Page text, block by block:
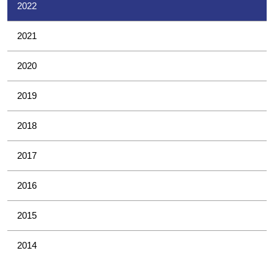
2022
2021
2020
2019
2018
2017
2016
2015
2014